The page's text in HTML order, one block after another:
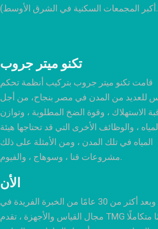
أكبر المجمعات السكنية في الشرق الأوسط).
تكنو ميتر جروب
قامت تكنو ميتر جروب بتركيب أنظمة تحكم
للعديد من المدن في مصر بنجاح، من أجل
الاستهلاك ، وقوة الضخ المطلوبة ، وتوازن
، والوظائف الأخرى التي قد تحتاجها هيئة
المياه في تلك المدن ، ومن الأمثلة على ذلك
مشروعات قنا ، وسوهاج ، والفيوم.
الأن
الآن ، وبعد أكثر من 30 عامًا من الخبرة الفريدة في
مجال القياس والأجهزة ، تقدم TMG نظامًا متكاملًا